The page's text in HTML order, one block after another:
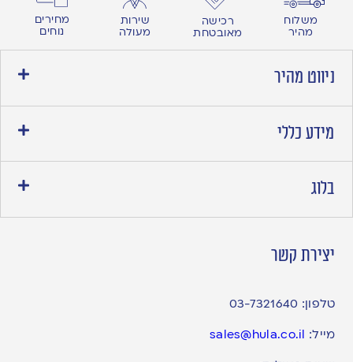
משלוח
מהיר
רכישה
מאובטחת
שירות
מעולה
מחירים
נוחים
ניווט מהיר
מידע כללי
בלוג
יצירת קשר
טלפון: 03-7321640
מייל: sales@hula.co.il